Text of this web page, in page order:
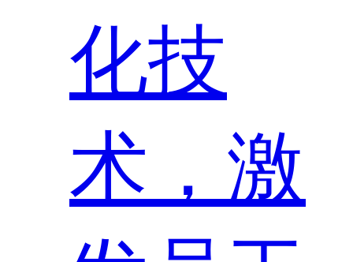
化技
术，激